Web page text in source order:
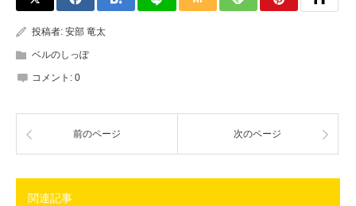
投稿者: 安部 竜太
ベルのしっぽ
コメント: 0
前のページ 次のページ
関連記事